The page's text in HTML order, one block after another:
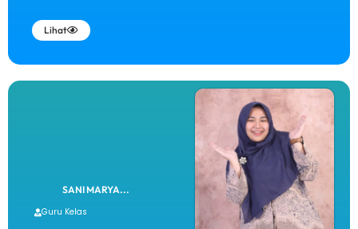
Lihat
SANI MARYA...
Guru Kelas